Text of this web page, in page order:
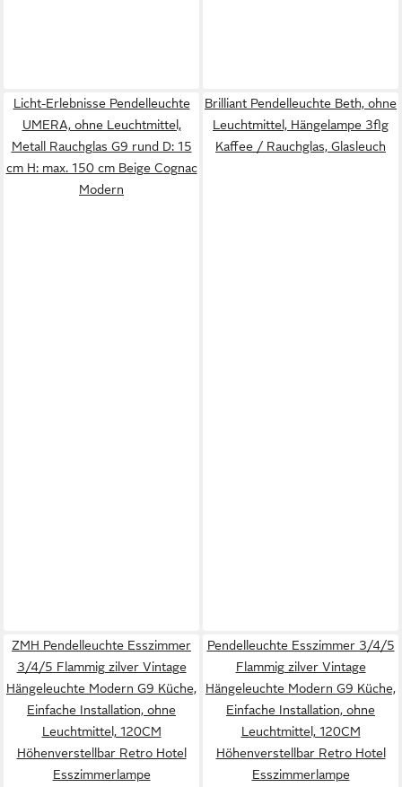
Licht-Erlebnisse Pendelleuchte
UMERA, ohne Leuchtmittel,
Metall Rauchglas G9 rund D: 15
cm H: max. 150 cm Beige Cognac
Modern
Brilliant Pendelleuchte Beth, ohne
Leuchtmittel, Hängelampe 3flg
Kaffee / Rauchglas, Glasleuch
ZMH Pendelleuchte Esszimmer
3/4/5 Flammig zilver Vintage
Hängeleuchte Modern G9 Küche,
Einfache Installation, ohne
Leuchtmittel, 120CM
Höhenverstellbar Retro Hotel
Esszimmerlampe
Pendelleuchte Esszimmer 3/4/5
Flammig zilver Vintage
Hängeleuchte Modern G9 Küche,
Einfache Installation, ohne
Leuchtmittel, 120CM
Höhenverstellbar Retro Hotel
Esszimmerlampe